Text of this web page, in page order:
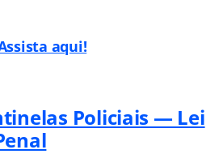
aqui!
Policiais — Lei